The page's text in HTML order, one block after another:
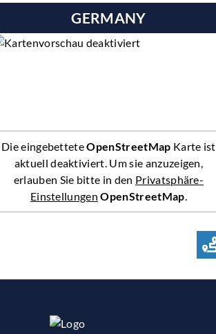
GERMANY
Die eingebetteteOpenStreetMap Karte ist
aktuell deaktiviert. Um sie anzuzeigen,
erlauben Sie bitte in den Privatsphäre-
Einstellungen OpenStreetMap